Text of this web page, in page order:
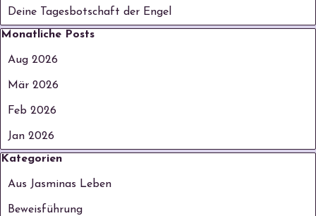
Deine Tagesbotschaft der Engel
Block überspringen Monatliche Posts
Monatliche Posts
Aug 2026
Mär 2026
Feb 2026
Jan 2026
Block überspringen Kategorien
Kategorien
Aus Jasminas Leben
Beweisführung